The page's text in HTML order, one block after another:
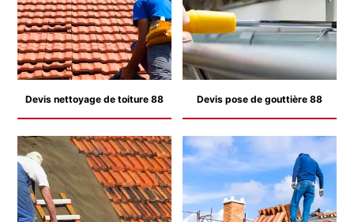
Devis nettoyage de toiture 88 Devis pose de gouttière 88